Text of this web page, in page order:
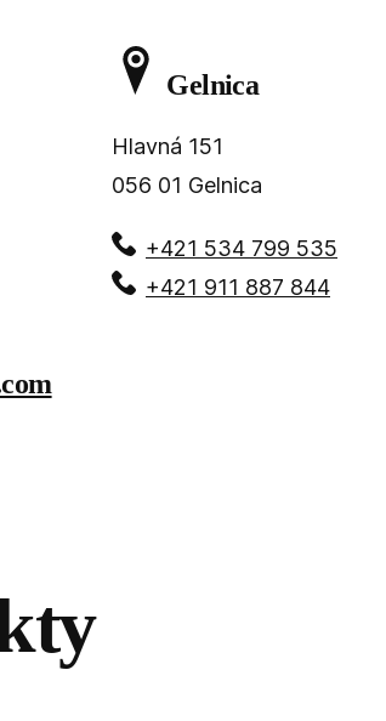
Gelnica
Hlavná 151
056 01 Gelnica
+421 534 799 535
+421 911 887 844